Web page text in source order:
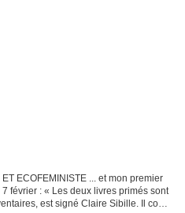
ECOFEMINISTE ... et mon premier
février : « Les deux livres primés sont
est signé Claire Sibille. Il conte